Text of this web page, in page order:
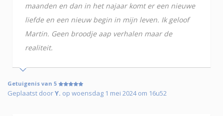
maanden en dan in het najaar komt er een nieuwe
liefde en een nieuw begin in mijn leven. Ik geloof
Martin. Geen broodje aap verhalen maar de
realiteit.
Getuigenis van 5
Geplaatst doorY. op woensdag 1 mei 2024 om 16u52